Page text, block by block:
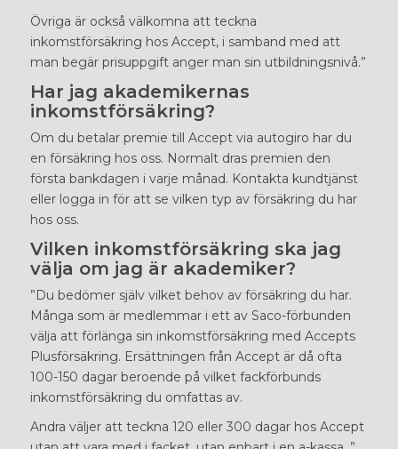
Övriga är också välkomna att teckna
inkomstförsäkring hos Accept, i samband med att
man begär prisuppgift anger man sin utbildningsnivå.”
Har jag akademikernas
inkomstförsäkring?
Om du betalar premie till Accept via autogiro har du
en försäkring hos oss. Normalt dras premien den
första bankdagen i varje månad. Kontakta kundtjänst
eller logga in för att se vilken typ av försäkring du har
hos oss.
Vilken inkomstförsäkring ska jag
välja om jag är akademiker?
”Du bedömer själv vilket behov av försäkring du har.
Många som är medlemmar i ett av Saco-förbunden
välja att förlänga sin inkomstförsäkring med Accepts
Plusförsäkring. Ersättningen från Accept är då ofta
100-150 dagar beroende på vilket fackförbunds
inkomstförsäkring du omfattas av.
Andra väljer att teckna 120 eller 300 dagar hos Accept